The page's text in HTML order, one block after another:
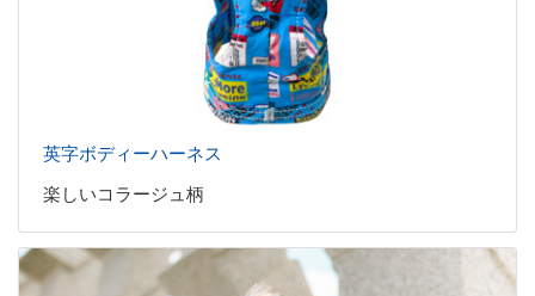
英字ボディーハーネス
楽しいコラージュ柄